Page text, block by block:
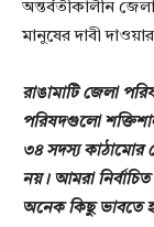
অন্তর্বতীকালীন
মানুষের দাবী
রাঙামাটি জেলা
পরিষদগুলো
৩৪ সদস্য কাঠামোর
নয়। আমরা
অনেক কিছু ভাবতে